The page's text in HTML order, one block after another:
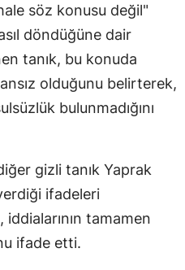
söz konusu değil"
döndüğüne dair
tanık, bu konuda
olduğunu belirterek,
bulunmadığını
gizli tanık Yaprak
ifadeleri
iddialarının tamamen
ifade etti.